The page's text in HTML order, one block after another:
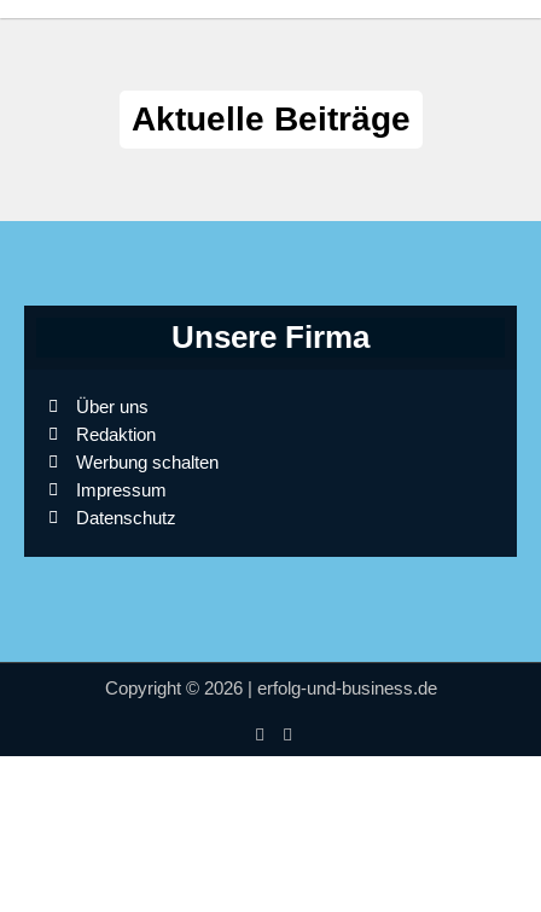
Aktuelle Beiträge
Unsere Firma
Über uns
Redaktion
Werbung schalten
Impressum
Datenschutz
Copyright © 2026 | erfolg-und-business.de